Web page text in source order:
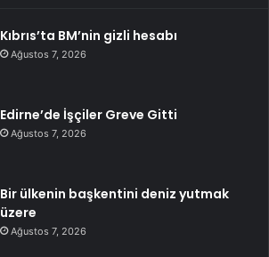
Kıbrıs’ta BM’nin gizli hesabı
Ağustos 7, 2026
Edirne’de İşçiler Greve Gitti
Ağustos 7, 2026
Bir ülkenin başkentini deniz yutmak
üzere
Ağustos 7, 2026